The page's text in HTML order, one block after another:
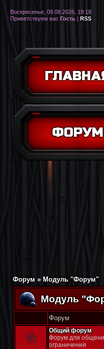
ФОРУМ
Воскресенье, 09.08.2026, 19:18
Приветствуем вас Гость | RSS
Форум » Модуль "Форум"
Модуль
Форум
Общий форум
Форум для
ограничения